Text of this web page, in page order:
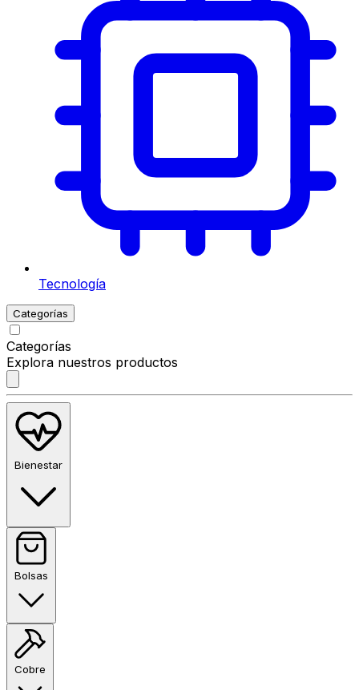
Tecnología
Categorías
Categorías
Explora nuestros productos
Bienestar
Bolsas
Cobre